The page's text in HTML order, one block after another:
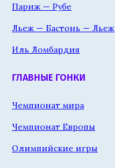
Париж — Рубе
Льеж — Бастонь — Льеж
Иль Ломбардия
ГЛАВНЫЕ ГОНКИ
Чемпионат мира
Чемпионат Европы
Олимпийские игры